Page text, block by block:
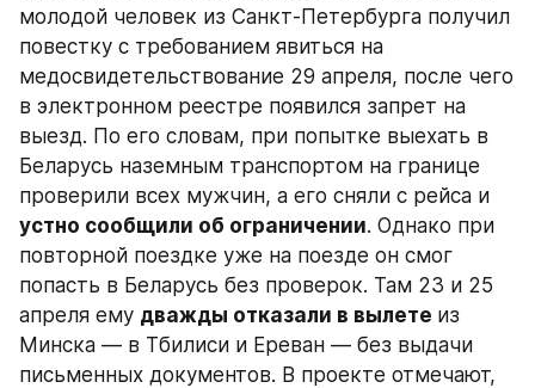
молодой человек из Санкт-Петербурга получил
повестку с требованием явиться на
медосвидетельствование 29 апреля, после чего
в электронном реестре появился запрет на
выезд. По его словам, при попытке выехать в
Беларусь наземным транспортом на границе
устно сообщили об ограничении. Однако при
повторной поездке уже на поезде он смог
попасть в Беларусь без проверок. Там 23 и 25
апреля ему дважды отказали в вылете из
Минска — в Тбилиси и Ереван — без выдачи
письменных документов. В проекте отмечают,